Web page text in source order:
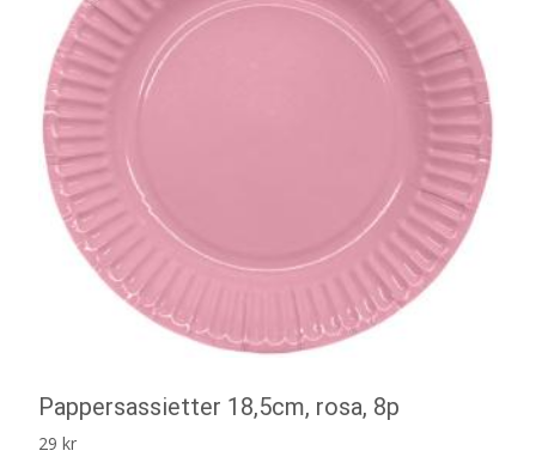
Pappersassietter 18,5cm, rosa, 8p
29 kr